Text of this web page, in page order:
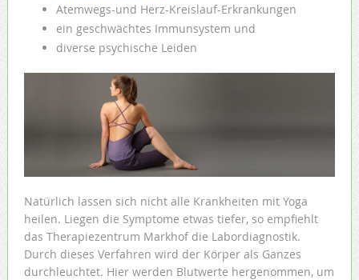
Atemwegs-und Herz-Kreislauf-Erkrankungen
ein geschwächtes Immunsystem und
diverse psychische Leiden
Natürlich lassen sich nicht alle Krankheiten mit Yoga
heilen. Liegen die Symptome etwas tiefer, so empfiehlt
das Therapiezentrum Markhof die Labordiagnostik.
Durch dieses Verfahren wird der Körper als Ganzes
durchleuchtet. Hier werden Blutwerte hergenommen, um